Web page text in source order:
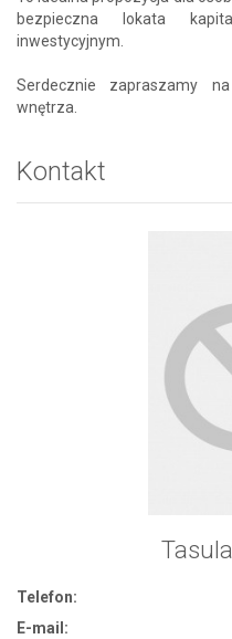
bezpieczna lokata
inwestycyjnym.
Serdecznie zapraszamy
wnętrza.
Kontakt
Telefon:
E-mail: